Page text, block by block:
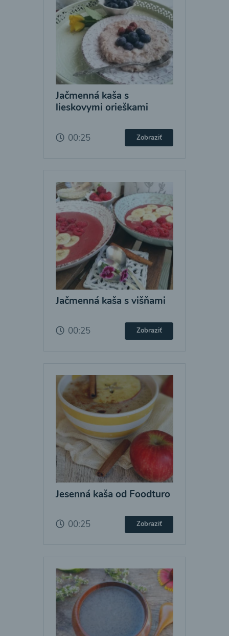
Jačmenná kaša s
lieskovymi orieškami
00:25 Zobraziť
Jačmenná kaša s višňami
00:25 Zobraziť
Jesenná kaša od Foodturo
00:25 Zobraziť